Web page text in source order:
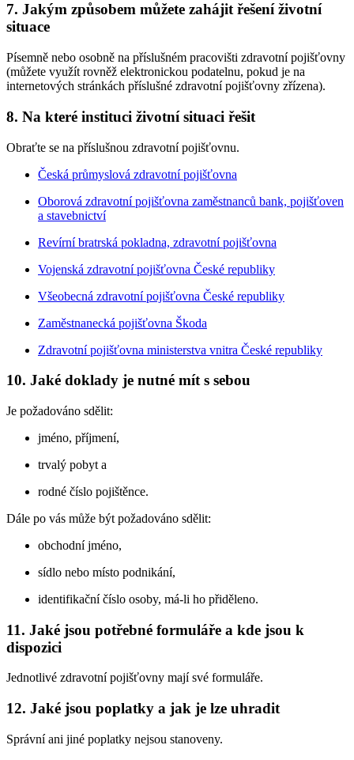
7. Jakým způsobem můžete zahájit řešení životní
situace
Písemně nebo osobně na příslušném pracovišti zdravotní pojišťovny
(můžete využít rovněž elektronickou podatelnu, pokud je na
internetových stránkách příslušné zdravotní pojišťovny zřízena).
8. Na které instituci životní situaci řešit
Obraťte se na příslušnou zdravotní pojišťovnu.
Česká průmyslová zdravotní pojišťovna
Oborová zdravotní pojišťovna zaměstnanců bank, pojišťoven
a stavebnictví
Revírní bratrská pokladna, zdravotní pojišťovna
Vojenská zdravotní pojišťovna České republiky
Všeobecná zdravotní pojišťovna České republiky
Zaměstnanecká pojišťovna Škoda
Zdravotní pojišťovna ministerstva vnitra České republiky
10. Jaké doklady je nutné mít s sebou
Je požadováno sdělit:
jméno, příjmení,
trvalý pobyt a
rodné číslo pojištěnce.
Dále po vás může být požadováno sdělit:
obchodní jméno,
sídlo nebo místo podnikání,
identifikační číslo osoby, má-li ho přiděleno.
11. Jaké jsou potřebné formuláře a kde jsou k
dispozici
Jednotlivé zdravotní pojišťovny mají své formuláře.
12. Jaké jsou poplatky a jak je lze uhradit
Správní ani jiné poplatky nejsou stanoveny.